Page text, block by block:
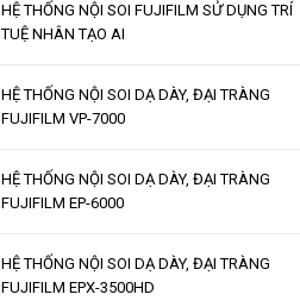
HỆ THỐNG NỘI SOI FUJIFILM SỬ DỤNG TRÍ
TUỆ NHÂN TẠO AI
HỆ THỐNG NỘI SOI DẠ DÀY, ĐẠI TRÀNG
FUJIFILM VP-7000
HỆ THỐNG NỘI SOI DẠ DÀY, ĐẠI TRÀNG
FUJIFILM EP-6000
HỆ THỐNG NỘI SOI DẠ DÀY, ĐẠI TRÀNG
FUJIFILM EPX-3500HD